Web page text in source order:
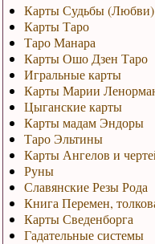
Карты Судьбы (Любви)
Карты Таро
Таро Манара
Карты Ошо Дзен Таро
Игральные карты
Карты Марии
Цыганские карты
Карты мадам Эндоры
Таро Эльтины
Карты Ангелов и
Руны
Славянские Резы Рода
Книга Перемен,
Карты Сведенборга
Гадательные системы